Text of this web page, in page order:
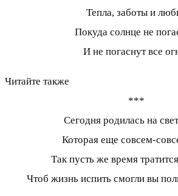
Тепла, заботы и
Покуда солнце не
И не погаснут все
Читайте также
***
Сегодня родилась на
Которая еще совсем-
Так пусть же время
Чтоб жизнь испить смогли вы